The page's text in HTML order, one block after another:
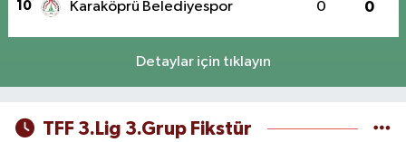
10 Karaköprü Belediyespor 0 0
Detaylar için tıklayın
TFF 3.Lig 3.Grup Fikstür